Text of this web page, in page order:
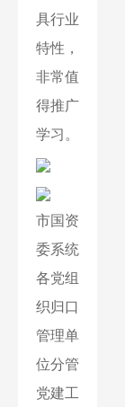
具行业
特性，
非常值
得推广
学习。
市国资
委系统
各党组
织归口
管理单
位分管
党建工